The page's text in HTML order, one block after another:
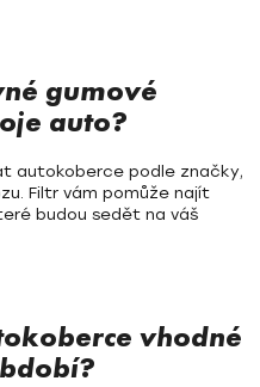
gumové
auto?
autokoberce podle značky,
Filtr vám pomůže najít
budou sedět na váš
vhodné